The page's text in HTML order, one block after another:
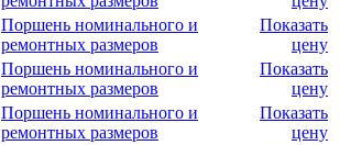
Поршень номинального и
ремонтных размеров
Показать
цену
Поршень номинального и
ремонтных размеров
Показать
цену
Поршень номинального и
ремонтных размеров
Показать
цену